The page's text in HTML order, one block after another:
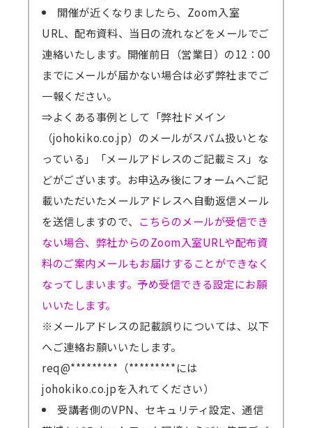
開催が近くなりましたら、Zoom入室
URL、配布資料、当日の流れなどをメールでご
連絡いたします。開催前日（営業日）の12：00
までにメールが届かない場合は必ず弊社までご
一報ください。
⇒よくある事例として「弊社ドメイン
（johokiko.co.jp）のメールがスパム扱いとな
っている」「メールアドレスのご記載ミス」な
どがございます。お申込み後にフォームへご記
載いただいたメールアドレスへ自動返信メール
を送信しますので、 こちらのメールが受信でき
ない場合、弊社からのZoom入室URLや配布資
料のご案内メールもお届けすることができなく
なってしまいます。予め受信できる設定にお願
いいたします。
※メールアドレスの記載誤りについては、以下
へご連絡お願いいたします。
req@*********（*********には
johokiko.co.jpを入れてください）
受講者側のVPN、セキュリティ設定、通信